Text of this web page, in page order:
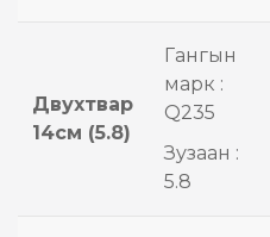
Двухтвар
14см (5.8)
Гангын
марк :
Q235
Зузаан :
5.8